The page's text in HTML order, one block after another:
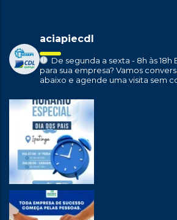
aciapiecdl
De segunda a sexta - 8h às 18h
para sua empresa? Vamos
abaixo e agende uma visita sem